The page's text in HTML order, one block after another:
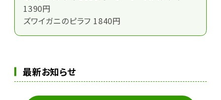
1390円
ズワイガニのピラフ 1840円
最新お知らせ